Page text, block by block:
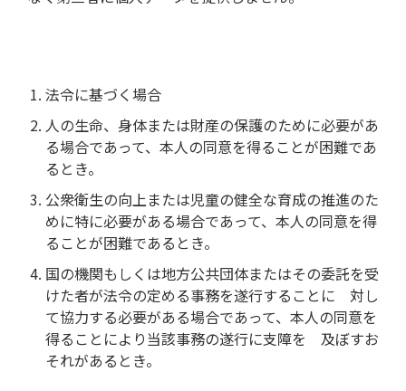
法令に基づく場合
人の生命、身体または財産の保護のために必要があ
る場合であって、本人の同意を得ることが困難であ
るとき。
公衆衛生の向上または児童の健全な育成の推進のた
めに特に必要がある場合であって、本人の同意を得
ることが困難であるとき。
国の機関もしくは地方公共団体またはその委託を受
けた者が法令の定める事務を遂行することに 対し
て協力する必要がある場合であって、本人の同意を
得ることにより当該事務の遂行に支障を 及ぼすお
それがあるとき。